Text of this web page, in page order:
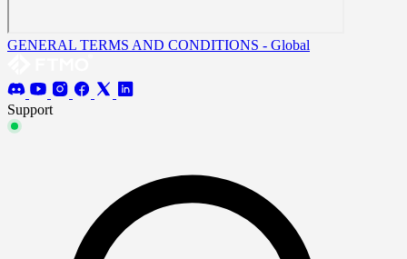
GENERAL TERMS AND CONDITIONS - Global
Support